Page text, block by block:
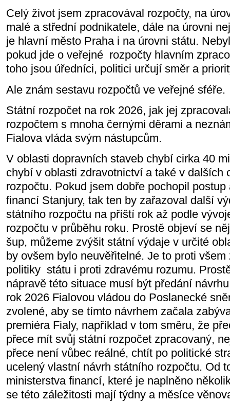
Celý život jsem zpracovával rozpočty, na
malé a střední podnikatele, dále na úrovni
je hlavní město Praha i na úrovni státu.
pokud jde o veřejné rozpočty hlavním
toho jsou úředníci, politici určují směr a
Ale znám sestavu rozpočtů ve veřejné sféře.
Státní rozpočet na rok 2026, jak jej
rozpočtem s mnoha černými děrami a
Fialova vláda svým nástupcům.
V oblasti dopravních staveb chybí cirka 40
chybí v oblasti zdravotnictví a také v dalších
rozpočtu. Pokud jsem dobře pochopil
financí Stanjury, tak ten by zařazoval další
státního rozpočtu na příští rok až podle
rozpočtu v průběhu roku. Prostě objeví se
šup, můžeme zvýšit státní výdaje v určité
by ovšem bylo neuvěřitelné. Je to proti
politiky státu i proti zdravému rozumu.
nápravě této situace musí být předání
rok 2026 Fialovou vládou do Poslanecké
zvolené, aby se tímto návrhem začala
premiéra Fialy, například v tom směru, že
přece mít svůj státní rozpočet zpracovaný,
přece není vůbec reálné, chtít po politické
ucelený vlastní návrh státního rozpočtu. Od
ministerstva financí, které je naplněno
se této záležitosti mají týdny a měsíce